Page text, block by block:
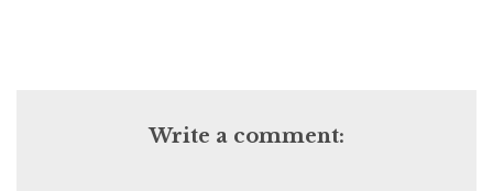
Write a comment: